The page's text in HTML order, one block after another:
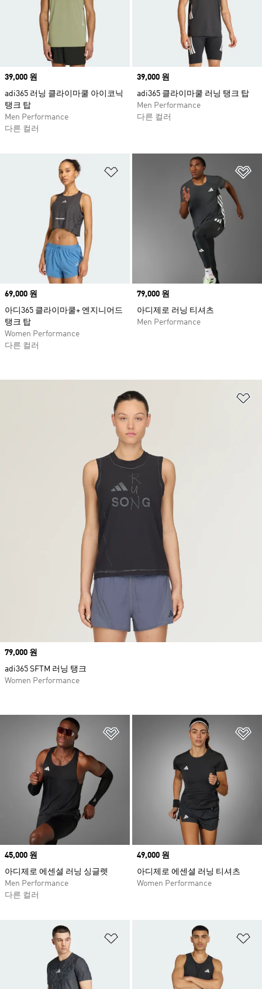
Price
39,000 원
adi365 러닝 클라이마쿨 아이코닉
탱크 탑
Men Performance
다른 컬러
Price
39,000 원
adi365 클라이마쿨 러닝 탱크 탑
Men Performance
다른 컬러
Price
69,000 원
아디365 클라이마쿨+ 엔지니어드
탱크 탑
Women Performance
다른 컬러
Price
79,000 원
아디제로 러닝 티셔츠
Men Performance
Price
45,000 원
아디제로 에센셜 러닝 싱글렛
Men Performance
다른 컬러
Price
49,000 원
아디제로 에센셜 러닝 티셔츠
Women Performance
Price
79,000 원
adi365 SFTM 러닝 탱크
Women Performance